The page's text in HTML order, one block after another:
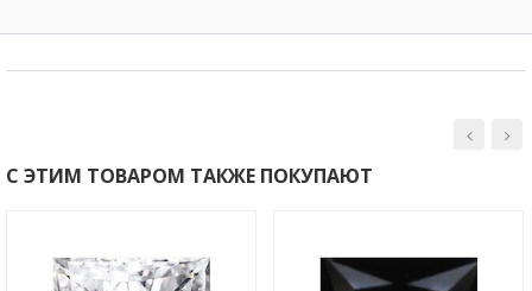
С ЭТИМ ТОВАРОМ ТАКЖЕ ПОКУПАЮТ